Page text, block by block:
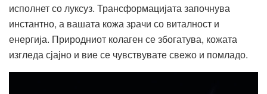
исполнет со луксуз. Трансформацијата започнува
инстантно, а вашата кожа зрачи со виталност и
енергија. Природниот колаген се збогатува, кожата
изгледа сјајно и вие се чувствувате свежо и помладо.